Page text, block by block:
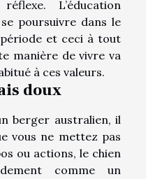
L’éducation
poursuivre dans le
et ceci à tout
manière de vivre va
à ces valeurs.
doux
berger australien, il
vous ne mettez pas
ou actions, le chien
comme un